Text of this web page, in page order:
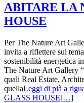
ABITARE LA
HOUSE
Per The Nature Art
invita a riflettere sul
sostenibilità energetica
The Nature Art Gallery
quali Real Estate,
quellaLeggi di pià a
GLASS HOUSE[…]